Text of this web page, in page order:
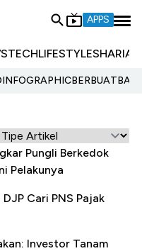
APPS
TECHLIFESTYLESHARIA
INFOGRAPHIC
Pungli Berkedok
Pelakunya
Cari PNS Pajak
Investor Tanam